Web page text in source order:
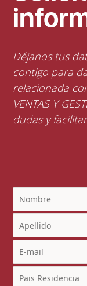
Déjanos tus
contigo para
relacionada
VENTAS Y
dudas y